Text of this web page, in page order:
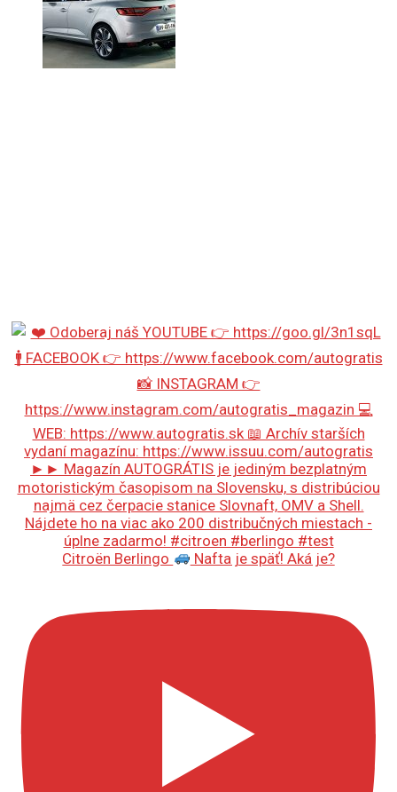
Citroën Berlingo Nafta je späť! Aká je?